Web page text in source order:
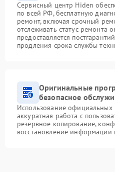
Сервисный центр Hiden
по всей РФ, бесплатную
ремонт, включая срочный
отслеживать статус ремонта
предоставляется
продления срока службы
Оригинальные
безопасное
Использование
аккуратная работа с
резервное копирование,
восстановление информации